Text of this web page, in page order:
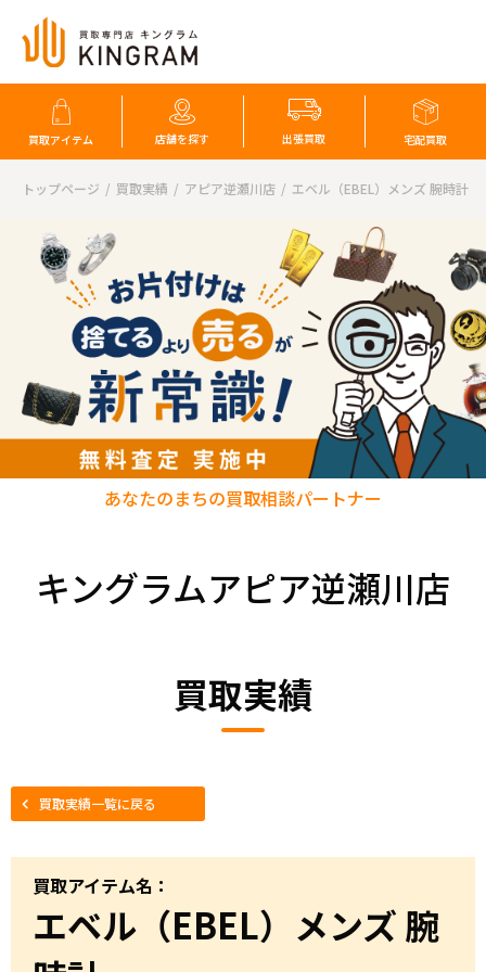
買取アイテム 店舗を探す 出張買取 宅配買取
トップページ 買取実績 アピア逆瀬川店 エベル（EBEL）メンズ 腕時計
キングラムアピア逆瀬川店
あなたのまちの買取相談パートナー
買取実績
買取実績一覧に戻る
買取アイテム名：
エベル（EBEL）メンズ 腕